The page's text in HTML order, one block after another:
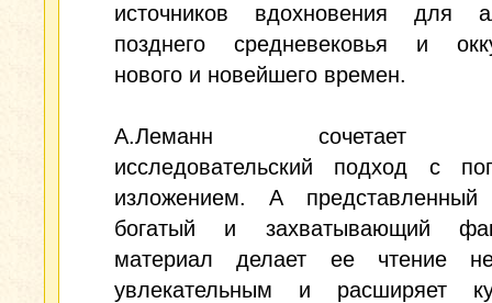
источников вдохновения для
позднего средневековья и
нового и новейшего времен.
А.Леманн сочетает
исследовательский подход с
изложением. А
богатый и захватывающий
материал делает ее чтение
увлекательным и расширяет